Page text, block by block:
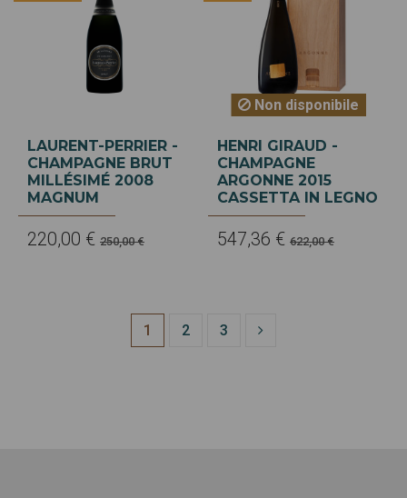
LAURENT-PERRIER -
CHAMPAGNE BRUT
MILLÉSIMÉ 2008
MAGNUM
220,00 € 250,00 €
Non disponibile
HENRI GIRAUD -
CHAMPAGNE
ARGONNE 2015
CASSETTA IN LEGNO
547,36 € 622,00 €
1 2 3